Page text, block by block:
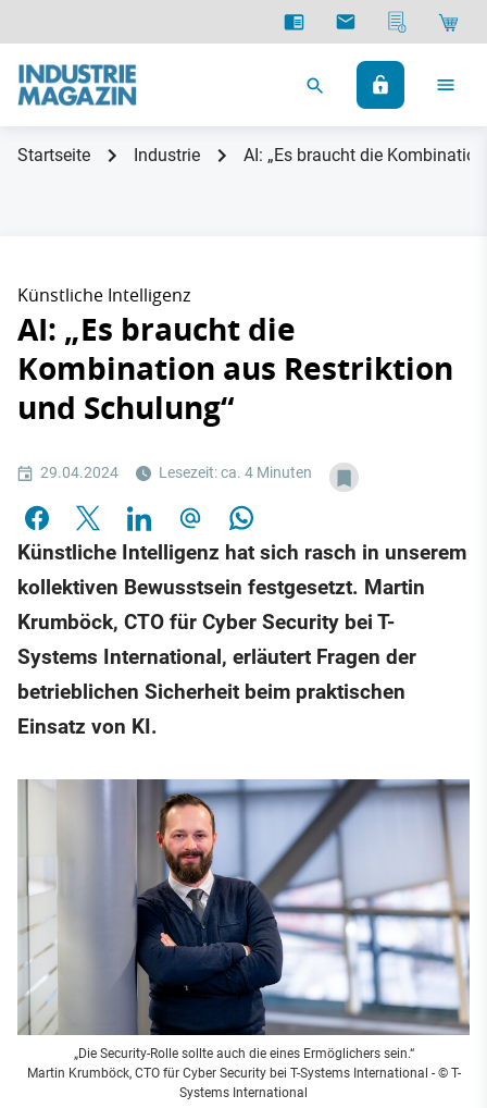
Startseite Industrie AI: „Es braucht die
Künstliche Intelligenz
AI: „Es braucht die
Kombination aus Restriktion
und Schulung“
29.04.2024 Lesezeit: ca. 4 Minuten
Künstliche Intelligenz hat sich rasch in unserem
kollektiven Bewusstsein festgesetzt. Martin
Krumböck, CTO für Cyber Security bei T-
Systems International, erläutert Fragen der
betrieblichen Sicherheit beim praktischen
Einsatz von KI.
„Die Security-Rolle sollte auch die eines Ermöglichers sein.“
Martin Krumböck, CTO für Cyber Security bei T-Systems International - © T-
Systems International